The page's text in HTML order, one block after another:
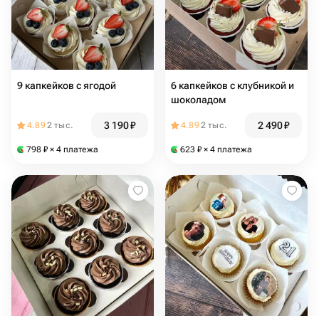
9 капкейков с ягодой
4.892 тыс. 3 190₽
798 ₽ × 4 платежа
6 капкейков с клубникой и
шоколадом
4.892 тыс. 2 490₽
623 ₽ × 4 платежа